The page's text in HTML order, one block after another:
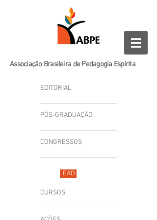
Associação Brasileira de Pedagogia Espírita
EDITORIAL
PÓS-GRADUAÇÃO
CONGRESSOS
EAD
CURSOS